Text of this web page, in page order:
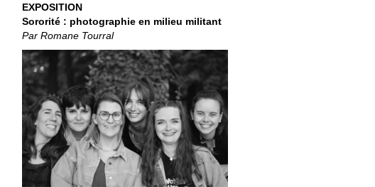
EXPOSITION
Sororité : photographie en milieu militant
Par Romane Tourral